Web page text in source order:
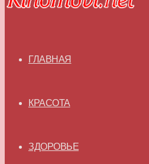
ГЛАВНАЯ
КРАСОТА
ЗДОРОВЬЕ